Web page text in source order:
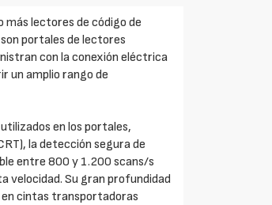
más lectores de código de
portales de lectores
con la conexión eléctrica
un amplio rango de
en los portales,
la detección segura de
entre 800 y 1.200 scans/s
velocidad. Su gran profundidad
cintas transportadoras